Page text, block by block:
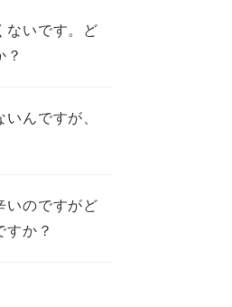
ないです。ど
？
んですが、
いのですがど
すか？